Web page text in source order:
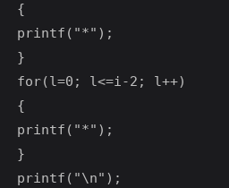
{
printf("*");
}
for(l=0; l<=i-2; l++)
{
printf("*");
}
printf("\n");